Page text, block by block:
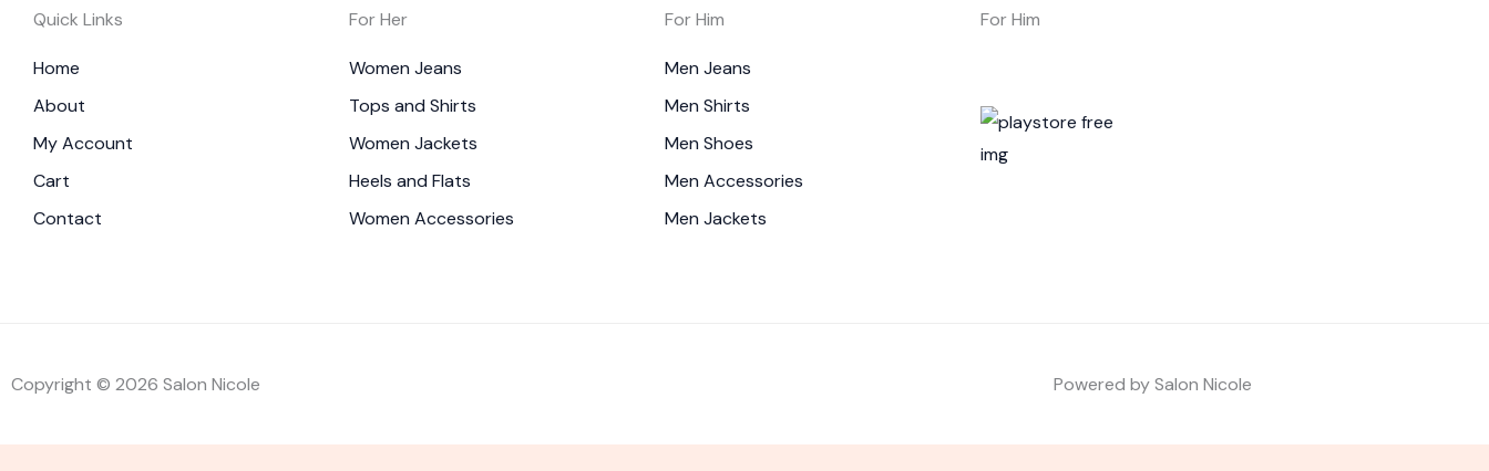
Quick Links
Home
About
My Account
Cart
Contact
For Her
Women Jeans
Tops and Shirts
Women Jackets
Heels and Flats
Women Accessories
For Him
Men Jeans
Men Shirts
Men Shoes
Men Accessories
Men Jackets
For Him
Copyright © 2026 Salon Nicole Powered by Salon Nicole